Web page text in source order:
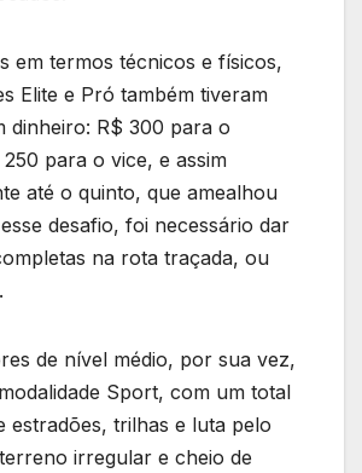
em termos técnicos e físicos,
Elite e Pró também tiveram
dinheiro: R$ 300 para o
para o vice, e assim
até o quinto, que amealhou
desafio, foi necessário dar
na rota traçada, ou
de nível médio, por sua vez,
Sport, com um total
estradões, trilhas e luta pelo
irregular e cheio de